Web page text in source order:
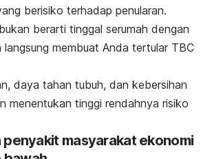
berisiko terhadap penularan.
berarti tinggal serumah dengan
langsung membuat Anda tertular TBC
daya tahan tubuh, dan kebersihan
menentukan tinggi rendahnya risiko
penyakit masyarakat ekonomi